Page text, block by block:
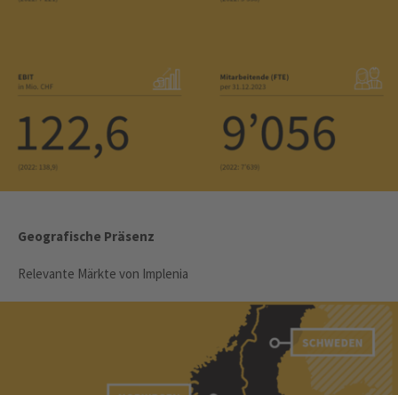
Geografische Präsenz
Relevante Märkte von Implenia